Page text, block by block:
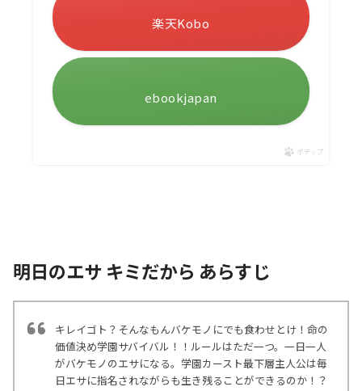
楽天Kobo
ebookjapan
ポチップ
明日のエサ キミだから あらすじ
キレイゴト？そんなもんバケモノにでも食わせとけ！命の
価値決め学園サバイバル！！ルールはただ一つ。一日一人
がバケモノのエサになる。学園カースト最下層主人公は毎
日エサに指名されながらも生き残ることができるのか！？